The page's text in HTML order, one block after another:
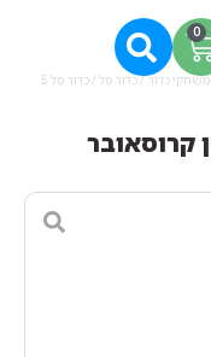
0
משחקי כדור/כדור סל
/ כדור סל 5